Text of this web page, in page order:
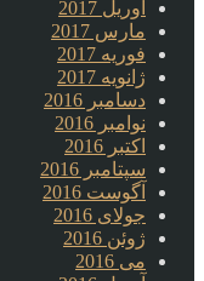
آوریل 2017
مارس 2017
فوریه 2017
ژانویه 2017
دسامبر 2016
نوامبر 2016
اکتبر 2016
سپتامبر 2016
آگوست 2016
جولای 2016
ژوئن 2016
می 2016